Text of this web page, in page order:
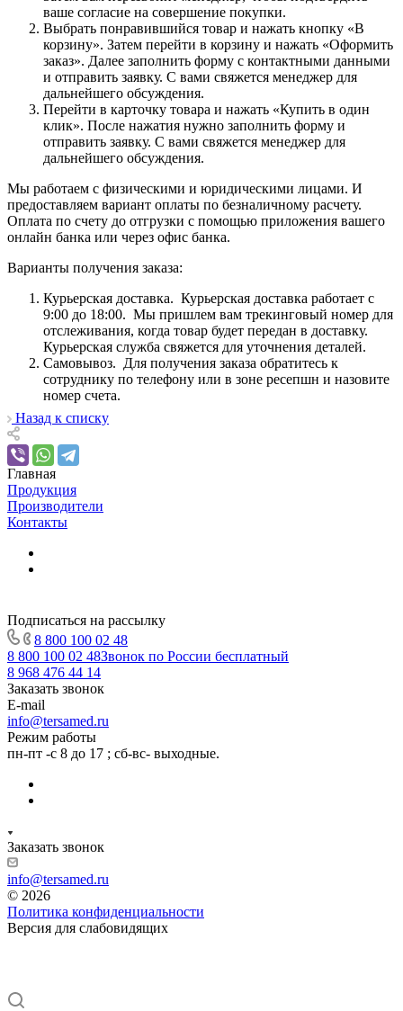
ваше согласие на совершение покупки.
Выбрать понравившийся товар и нажать кнопку «В
корзину». Затем перейти в корзину и нажать «Оформить
заказ». Далее заполнить форму с контактными данными
и отправить заявку. С вами свяжется менеджер для
дальнейшего обсуждения.
Перейти в карточку товара и нажать «Купить в один
клик». После нажатия нужно заполнить форму и
отправить заявку. С вами свяжется менеджер для
дальнейшего обсуждения.
Мы работаем с физическими и юридическими лицами. И
предоставляем вариант оплаты по безналичному расчету.
Оплата по счету до отгрузки с помощью приложения вашего
онлайн банка или через офис банка.
Варианты получения заказа:
Курьерская доставка. Курьерская доставка работает с
9:00 до 18:00. Мы пришлем вам трекинговый номер для
отслеживания, когда товар будет передан в доставку.
Курьерская служба свяжется для уточнения деталей.
Самовывоз. Для получения заказа обратитесь к
сотруднику по телефону или в зоне ресепшн и назовите
номер счета.
Назад к списку
Главная
Продукция
Производители
Контакты
Подписаться на рассылку
8 800 100 02 48
8 800 100 02 48Звонок по России бесплатный
8 968 476 44 14
Заказать звонок
E-mail
info@tersamed.ru
Режим работы
пн-пт -с 8 до 17 ; сб-вс- выходные.
Заказать звонок
info@tersamed.ru
© 2026
Политика конфиденциальности
Версия для слабовидящих